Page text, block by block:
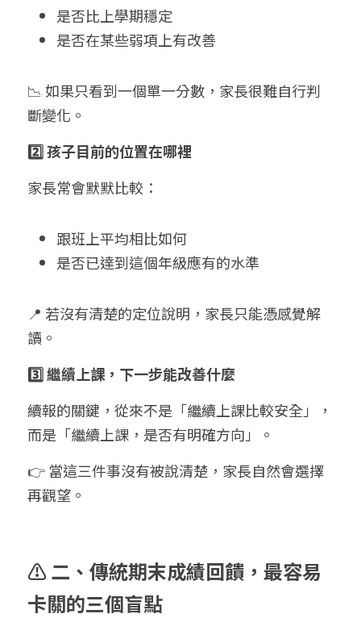
是否比上學期穩定
是否在某些弱項上有改善
📉 如果只看到一個單一分數，家長很難自行判
斷變化。
2️⃣ 孩子目前的位置在哪裡
家長常會默默比較：
跟班上平均相比如何
是否已達到這個年級應有的水準
📍 若沒有清楚的定位說明，家長只能憑感覺解
讀。
3️⃣ 繼續上課，下一步能改善什麼
續報的關鍵，從來不是「繼續上課比較安全」，
而是「繼續上課，是否有明確方向」。
👉 當這三件事沒有被說清楚，家長自然會選擇
再觀望。
⚠️ 二、傳統期末成績回饋，最容易
卡關的三個盲點